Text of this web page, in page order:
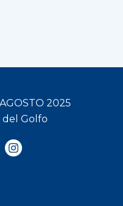
2025
del Golfo